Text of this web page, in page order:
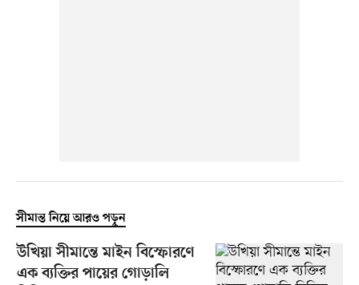
সীমান্ত নিয়ে আরও পড়ুন
উখিয়া সীমান্তে মাইন বিস্ফোরণে
এক ব্যক্তির পায়ের গোড়ালি